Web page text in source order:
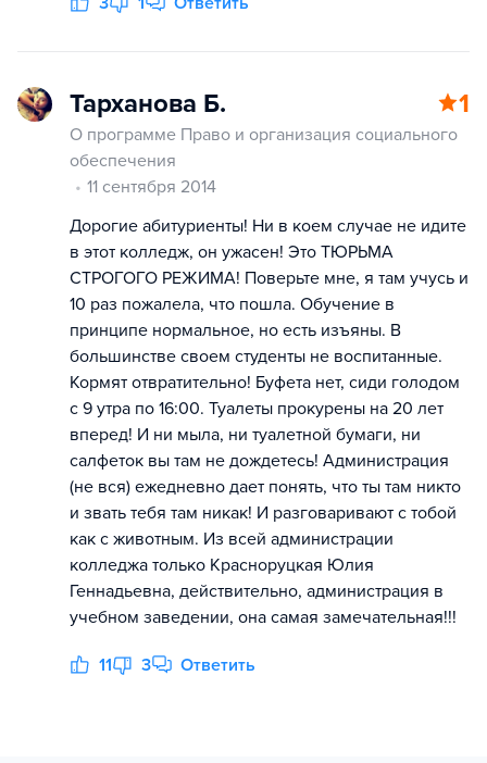
Тарханова Б. 1
О программе Право и организация социального
обеспечения
11 сентября 2014
Дорогие абитуриенты! Ни в коем случае не идите
в этот колледж, он ужасен! Это ТЮРЬМА
СТРОГОГО РЕЖИМА! Поверьте мне, я там учусь и
10 раз пожалела, что пошла. Обучение в
принципе нормальное, но есть изъяны. В
большинстве своем студенты не воспитанные.
Кормят отвратительно! Буфета нет, сиди голодом
с 9 утра по 16:00. Туалеты прокурены на 20 лет
вперед! И ни мыла, ни туалетной бумаги, ни
салфеток вы там не дождетесь! Администрация
(не вся) ежедневно дает понять, что ты там никто
и звать тебя там никак! И разговаривают с тобой
как с животным. Из всей администрации
колледжа только Красноруцкая Юлия
Геннадьевна, действительно, администрация в
учебном заведении, она самая замечательная!!!
11 3 Ответить